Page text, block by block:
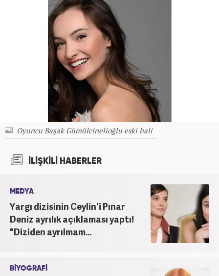
Oyuncu Başak Gümülcinelioğlu eski hali
İLİŞKİLİ HABERLER
MEDYA
Yargı dizisinin Ceylin'i Pınar
Deniz ayrılık açıklaması yaptı!
"Diziden ayrılmam...
BİYOGRAFİ